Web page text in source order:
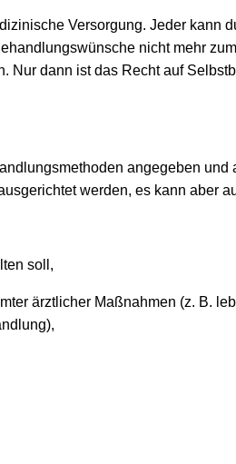
Versorgung. Jeder kann
nicht mehr
dann ist das Recht auf
angegeben
werden, es kann aber
soll,
ärztlicher Maßnahmen (z. B.